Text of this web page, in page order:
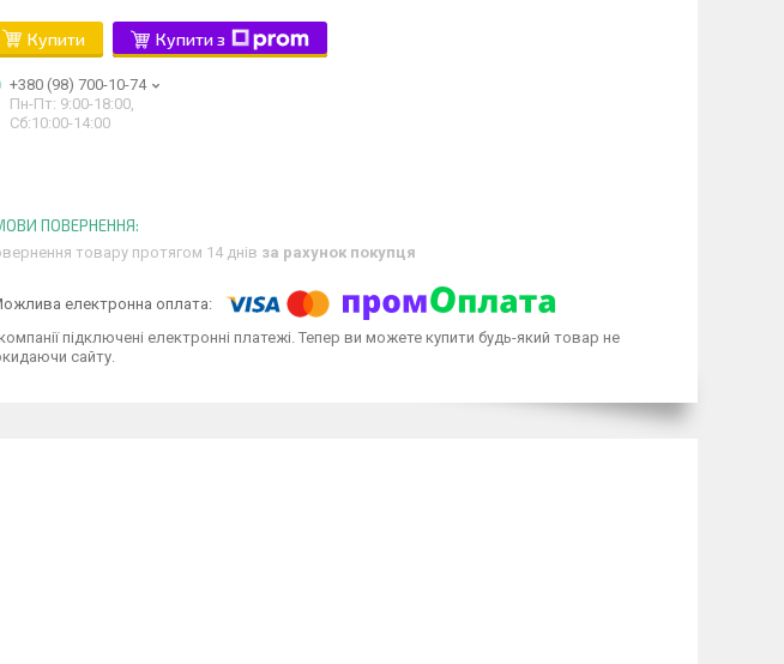
Купити Купити з
+380 (98) 700-10-74
Пн-Пт: 9:00-18:00,
Сб:10:00-14:00
товару протягом 14 днів за рахунок покупця
підключені електронні платежі. Тепер ви можете купити будь-який товар не
сайту.